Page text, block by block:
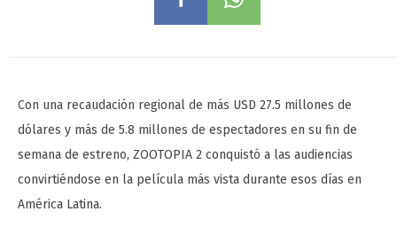
Con una recaudación regional de más USD 27.5 millones de
dólares y más de 5.8 millones de espectadores en su fin de
semana de estreno, ZOOTOPIA 2 conquistó a las audiencias
convirtiéndose en la película más vista durante esos días en
América Latina.